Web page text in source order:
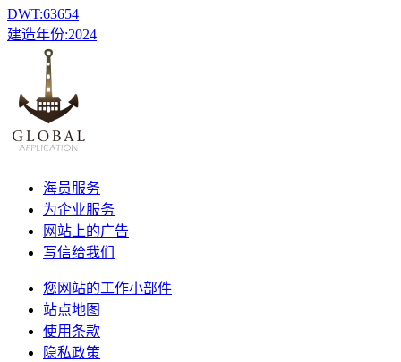
DWT:63654
建造年份:2024
海员服务
为企业服务
网站上的广告
写信给我们
您网站的工作小部件
站点地图
使用条款
隐私政策